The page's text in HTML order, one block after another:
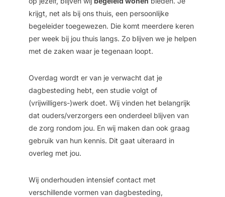
krijgt, net als bij ons thuis, een persoonlijke
begeleider toegewezen. Die komt meerdere keren
per week bij jou thuis langs. Zo blijven we je helpen
met de zaken waar je tegenaan loopt.
Overdag wordt er van je verwacht dat je
dagbesteding hebt, een studie volgt of
(vrijwilligers-)werk doet. Wij vinden het belangrijk
dat ouders/verzorgers een onderdeel blijven van
de zorg rondom jou. En wij maken dan ook graag
gebruik van hun kennis. Dit gaat uiteraard in
overleg met jou.
Wij onderhouden intensief contact met
verschillende vormen van dagbesteding,